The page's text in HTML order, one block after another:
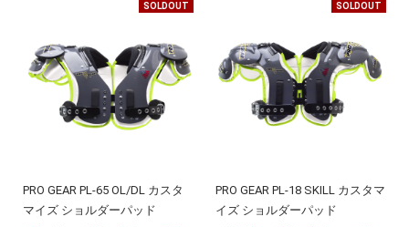
SOLDOUT
PRO GEAR PL-65 OL/DL カスタ
マイズ ショルダーパッド
SOLDOUT
PRO GEAR PL-18 SKILL カスタマ
イズ ショルダーパッド